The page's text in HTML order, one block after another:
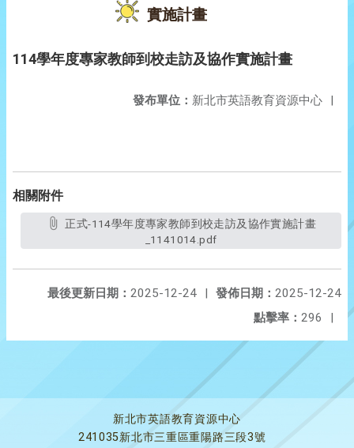
實施計畫
114學年度專家教師到校走訪及協作實施計畫
發布單位： 新北市英語教育資源中心 |
相關附件
_1141014.pdf
發佈日期： 2025-12-24
最後更新日期： 2025-12-24
|
點擊率： 296 |
新北市英語教育資源中心
241035新北市三重區重陽路三段3號